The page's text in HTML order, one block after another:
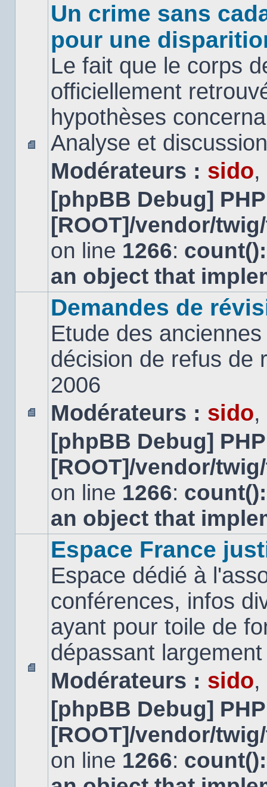
message
non
lu
Un crime sans
pour une
Le fait que le corps
officiellement
hypothèses
Analyse et
Modérateurs : sido,
[phpBB Debug]
[ROOT]/vendor/
on line 1266:
an object that
message
lu
Demandes de
Etude des
décision de refus de
2006
Modérateurs : sido,
[phpBB Debug]
[ROOT]/vendor/
on line 1266:
an object that
Aucun
message
non
Espace France
Espace dédié à
conférences, infos
ayant pour toile de
dépassant
Modérateurs : sido,
[phpBB Debug]
[ROOT]/vendor/
on line 1266: